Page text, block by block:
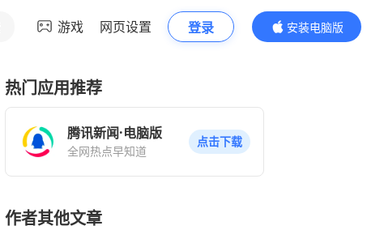
游戏 网页设置 登录
安装电脑版
内容更精彩
热门应用推荐
腾讯新闻·电脑版
全网热点早知道
点击下载
作者其他文章